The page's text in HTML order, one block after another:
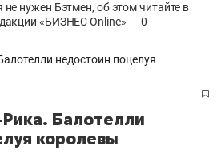
нужен Бэтмен, об этом читайте в
«БИЗНЕС Online»
0
Балотелли
королевы